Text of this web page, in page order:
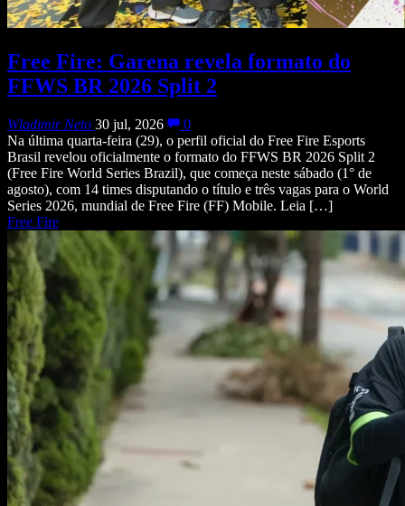
Free Fire: Garena revela formato do
FFWS BR 2026 Split 2
Wladimir Neto 30 jul, 2026
0
Na última quarta-feira (29), o perfil oficial do Free Fire Esports
Brasil revelou oficialmente o formato do FFWS BR 2026 Split 2
(Free Fire World Series Brazil), que começa neste sábado (1° de
agosto), com 14 times disputando o título e três vagas para o World
Series 2026, mundial de Free Fire (FF) Mobile. Leia […]
Free Fire